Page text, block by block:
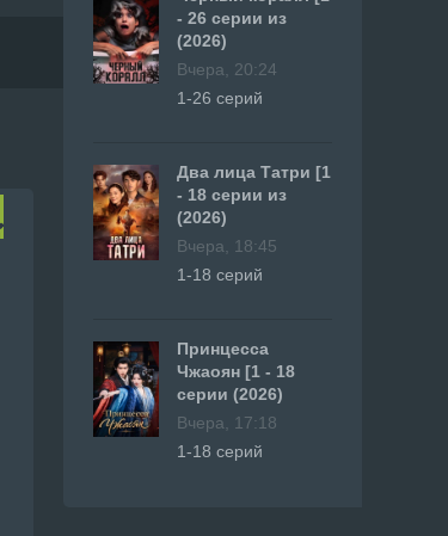
- 26 серии из
(2026)
Вчера, 20:24
1-26 серий
Два лица Татри [1
- 18 серии из
(2026)
Вчера, 18:45
1-18 серий
Принцесса
Чжаоян [1 - 18
серии (2026)
Вчера, 17:18
1-18 серий